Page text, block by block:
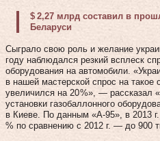
$ 2,27 млрд составил в
Беларуси
Сыграло свою роль и желание
году наблюдался резкий всплеск
оборудования на автомобили.
в нашей мастерской спрос на такое
увеличился на 20 %», — рассказал
установки газобаллонного
в Киеве. По данным «А-95», в 2013
% по сравнению с 2012 г. — до 900